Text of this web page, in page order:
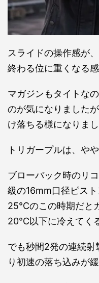
スライドの操作感が
終わる位に重くなる
マガジンもタイトな
のが気になりました
け落ちる様になりまし
トリガープルは、や
ブローバック時のリ
級の16mm口径ピス
25℃のこの時期だと
20℃以下に冷えてく
でも秒間2発の連続射
り初速の落ち込みが